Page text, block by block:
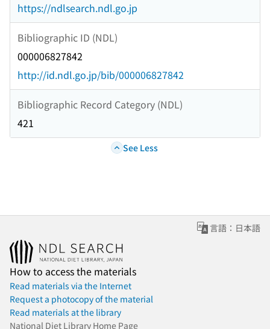
https://ndlsearch.ndl.go.jp
Bibliographic ID (NDL)
000006827842
http://id.ndl.go.jp/bib/000006827842
Bibliographic Record Category (NDL)
421
See Less
言語：日本語
How to access the materials
Read materials via the Internet
Request a photocopy of the material
Read materials at the library
National Diet Library Home Page